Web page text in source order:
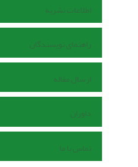
اطلاعات نشریه
راهنمای نویسندگان
ارسال مقاله
داوران
تماس با ما